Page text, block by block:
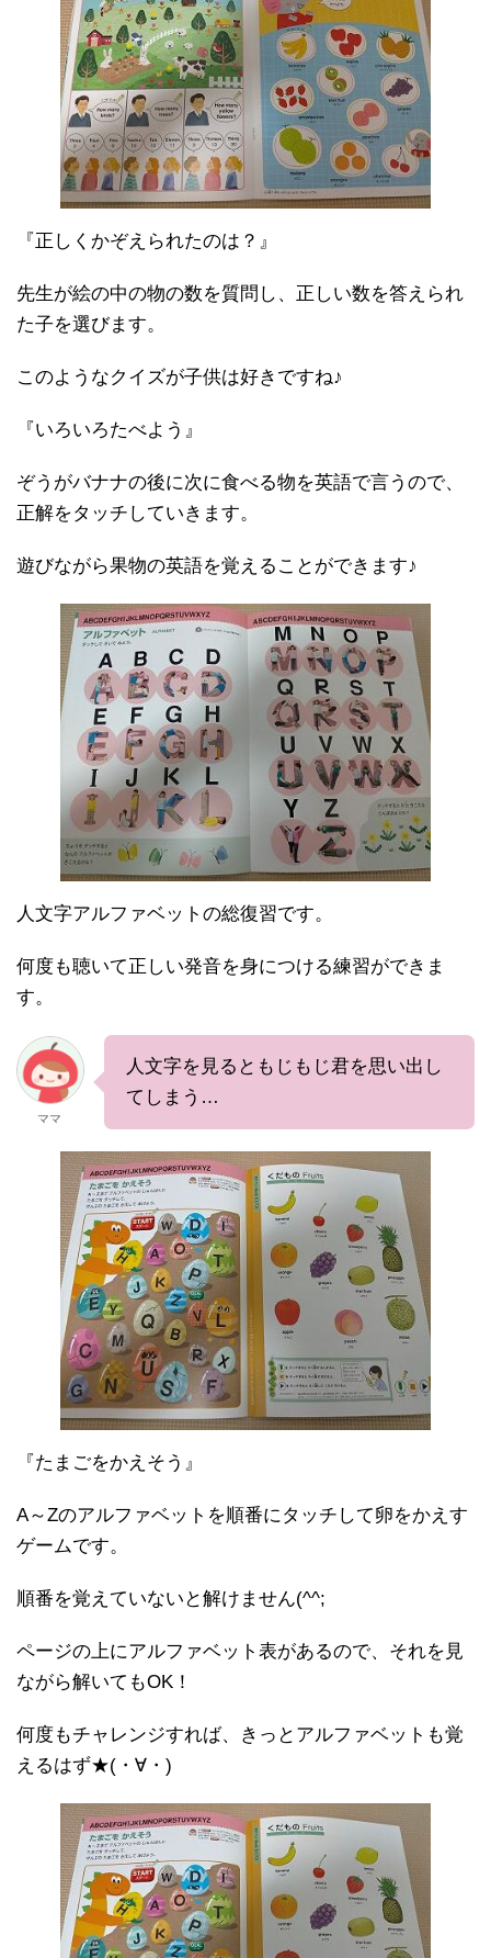
『正しくかぞえられたのは？』
先生が絵の中の物の数を質問し、正しい数を答えられ
た子を選びます。
このようなクイズが子供は好きですね♪
『いろいろたべよう』
ぞうがバナナの後に次に食べる物を英語で言うので、
正解をタッチしていきます。
遊びながら果物の英語を覚えることができます♪
人文字アルファベットの総復習です。
何度も聴いて正しい発音を身につける練習ができま
す。
ママ
人文字を見るともじもじ君を思い出し
てしまう…
『たまごをかえそう』
A～Zのアルファベットを順番にタッチして卵をかえす
ゲームです。
順番を覚えていないと解けません(^^;
ページの上にアルファベット表があるので、それを見
ながら解いてもOK！
何度もチャレンジすれば、きっとアルファベットも覚
えるはず★(・∀・)